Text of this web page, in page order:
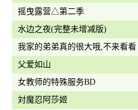
摇曳露营△第二季
水边之夜(完整未增减版)
我家的弟弟真的很大哦,不来看看
吗?
父爱如山
女教师的特殊服务BD
対魔忍阿莎姬